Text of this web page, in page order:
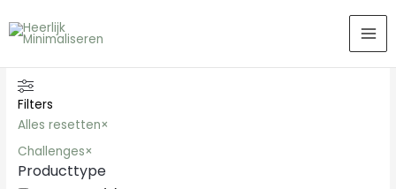
naar
inhoud
Filters
Alles resetten×
Challenges×
Producttype